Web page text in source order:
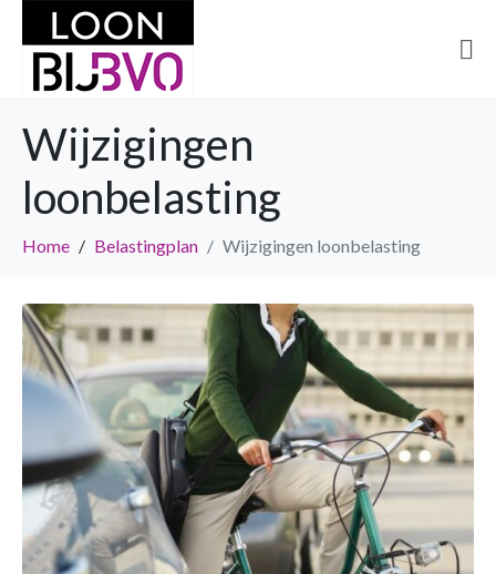
Wijzigingen
loonbelasting
Home Belastingplan Wijzigingen loonbelasting